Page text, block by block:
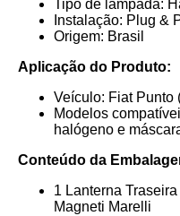
Tipo de lâmpada:
Instalação: Plug &
Origem: Brasil
Aplicação do Produto:
Veículo: Fiat Punto
Modelos
halógeno e
Conteúdo da
1 Lanterna
Magneti Marelli